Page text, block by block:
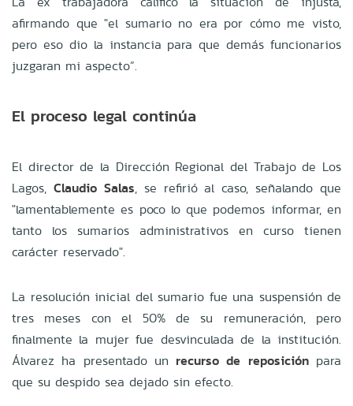
afirmando que "el sumario no era por cómo me visto,
pero eso dio la instancia para que demás funcionarios
juzgaran mi aspecto”.
El proceso legal continúa
El director de la Dirección Regional del Trabajo de Los
Lagos, Claudio Salas, se refirió al caso, señalando que
"lamentablemente es poco lo que podemos informar, en
tanto los sumarios administrativos en curso tienen
carácter reservado".
La resolución inicial del sumario fue una suspensión de
tres meses con el 50% de su remuneración, pero
finalmente la mujer fue desvinculada de la institución.
Álvarez ha presentado un recurso de reposiciónpara
que su despido sea dejado sin efecto.